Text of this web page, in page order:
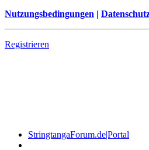
Nutzungsbedingungen |
Registrieren
StringtangaForum.de|Portal